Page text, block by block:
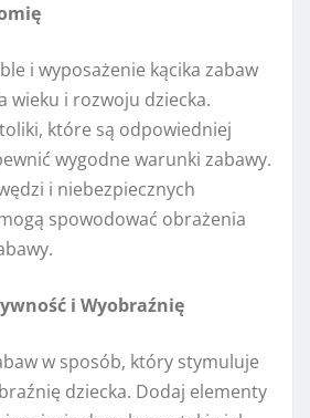
i wyposażenie kącika zabaw
wieku i rozwoju dziecka.
które są odpowiedniej
wygodne warunki zabawy.
i niebezpiecznych
spowodować obrażenia
i Wyobraźnię
w sposób, który stymuluje
dziecka. Dodaj elementy